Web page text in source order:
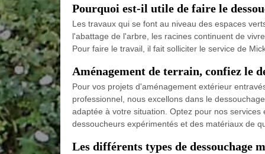
Pourquoi est-il utile de faire le
Les travaux qui se font au niveau des espaces
l'abattage de l'arbre, les racines continuent de
Pour faire le travail, il fait solliciter le service de
Aménagement de terrain, confiez le
Pour vos projets d'aménagement extérieur
professionnel, nous excellons dans le
adaptée à votre situation. Optez pour nos
dessoucheurs expérimentés et des matériaux de
Les différents types de dessouchage